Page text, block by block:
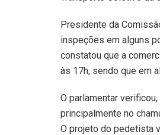
Presidente da
inspeções em alguns
constatou que a
às 17h, sendo que em
O parlamentar
principalmente no
O projeto do pedetista